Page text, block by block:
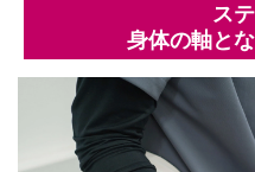
ス
身体の軸と